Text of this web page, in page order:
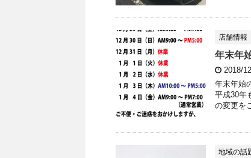
店舗情報
年末年
2018/
年末年始
平成30年
の変更を
地域の話